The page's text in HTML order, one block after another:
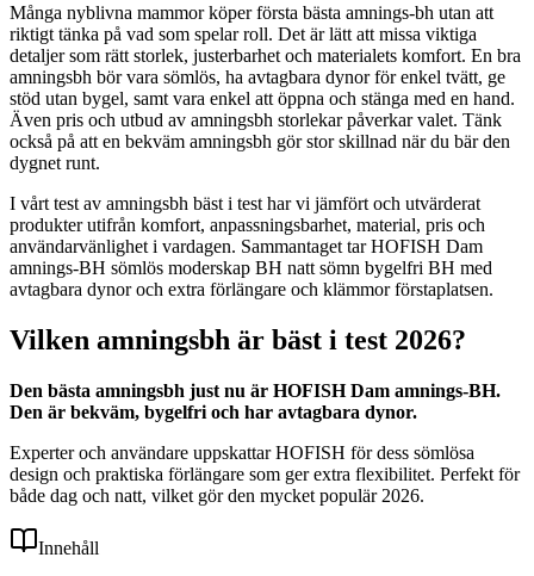
Många nyblivna mammor köper första bästa amnings-bh utan att
riktigt tänka på vad som spelar roll. Det är lätt att missa viktiga
detaljer som rätt storlek, justerbarhet och materialets komfort. En bra
amningsbh bör vara sömlös, ha avtagbara dynor för enkel tvätt, ge
stöd utan bygel, samt vara enkel att öppna och stänga med en hand.
Även pris och utbud av amningsbh storlekar påverkar valet. Tänk
också på att en bekväm amningsbh gör stor skillnad när du bär den
dygnet runt.
I vårt test av amningsbh bäst i test har vi jämfört och utvärderat
produkter utifrån komfort, anpassningsbarhet, material, pris och
användarvänlighet i vardagen. Sammantaget tar HOFISH Dam
amnings-BH sömlös moderskap BH natt sömn bygelfri BH med
avtagbara dynor och extra förlängare och klämmor förstaplatsen.
Vilken amningsbh är bäst i test 2026?
Den bästa amningsbh just nu är HOFISH Dam amnings-BH.
Den är bekväm, bygelfri och har avtagbara dynor.
Experter och användare uppskattar HOFISH för dess sömlösa
design och praktiska förlängare som ger extra flexibilitet. Perfekt för
både dag och natt, vilket gör den mycket populär 2026.
Innehåll